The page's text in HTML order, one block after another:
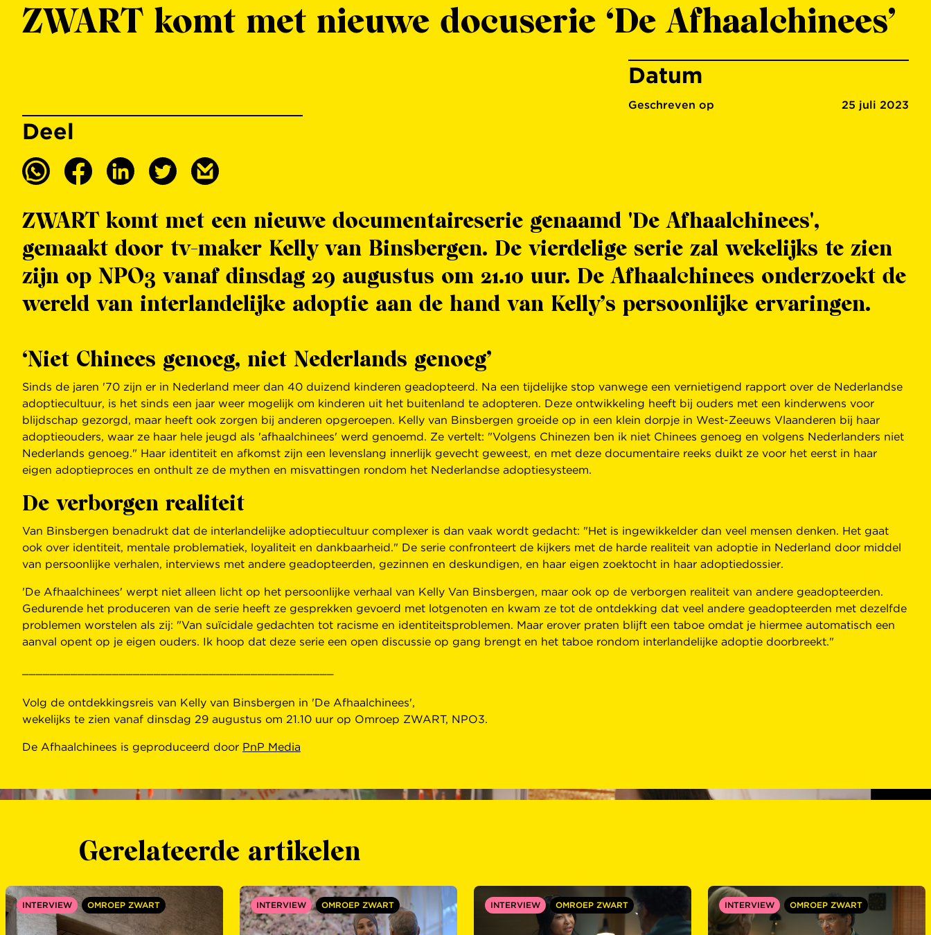
ZWART komt met nieuwe docuserie ‘De Afhaalchinees’
Datum
Geschreven op 25 juli 2023
Deel
ZWART komt met een nieuwe documentaireserie genaamd 'De Afhaalchinees',
gemaakt door tv-maker Kelly van Binsbergen. De vierdelige serie zal wekelijks te zien
zijn op NPO3 vanaf dinsdag 29 augustus om 21.10 uur. De Afhaalchinees onderzoekt de
wereld van interlandelijke adoptie aan de hand van Kelly’s persoonlijke ervaringen.
‘Niet Chinees genoeg, niet Nederlands genoeg’
Sinds de jaren '70 zijn er in Nederland meer dan 40 duizend kinderen geadopteerd. Na een tijdelijke stop vanwege een vernietigend rapport over de Nederlandse
adoptiecultuur, is het sinds een jaar weer mogelijk om kinderen uit het buitenland te adopteren. Deze ontwikkeling heeft bij ouders met een kinderwens voor
blijdschap gezorgd, maar heeft ook zorgen bij anderen opgeroepen. Kelly van Binsbergen groeide op in een klein dorpje in West-Zeeuws Vlaanderen bij haar
adoptieouders, waar ze haar hele jeugd als 'afhaalchinees' werd genoemd. Ze vertelt: "Volgens Chinezen ben ik niet Chinees genoeg en volgens Nederlanders niet
Nederlands genoeg." Haar identiteit en afkomst zijn een levenslang innerlijk gevecht geweest, en met deze documentaire reeks duikt ze voor het eerst in haar
eigen adoptieproces en onthult ze de mythen en misvattingen rondom het Nederlandse adoptiesysteem.
De verborgen realiteit
Van Binsbergen benadrukt dat de interlandelijke adoptiecultuur complexer is dan vaak wordt gedacht: "Het is ingewikkelder dan veel mensen denken. Het gaat
ook over identiteit, mentale problematiek, loyaliteit en dankbaarheid." De serie confronteert de kijkers met de harde realiteit van adoptie in Nederland door middel
van persoonlijke verhalen, interviews met andere geadopteerden, gezinnen en deskundigen, en haar eigen zoektocht in haar adoptiedossier.
'De Afhaalchinees' werpt niet alleen licht op het persoonlijke verhaal van Kelly Van Binsbergen, maar ook op de verborgen realiteit van andere geadopteerden.
Gedurende het produceren van de serie heeft ze gesprekken gevoerd met lotgenoten en kwam ze tot de ontdekking dat veel andere geadopteerden met dezelfde
problemen worstelen als zij: "Van suïcidale gedachten tot racisme en identiteitsproblemen. Maar erover praten blijft een taboe omdat je hiermee automatisch een
aanval opent op je eigen ouders. Ik hoop dat deze serie een open discussie op gang brengt en het taboe rondom interlandelijke adoptie doorbreekt."
Volg de ontdekkingsreis van Kelly van Binsbergen in 'De Afhaalchinees',
wekelijks te zien vanaf dinsdag 29 augustus om 21.10 uur op Omroep ZWART, NPO3.
De Afhaalchinees is geproduceerd door PnP Media
Gerelateerde artikelen
INTERVIEW OMROEP ZWART INTERVIEW OMROEP ZWART INTERVIEW OMROEP ZWART INTERVIEW OMROEP ZWART